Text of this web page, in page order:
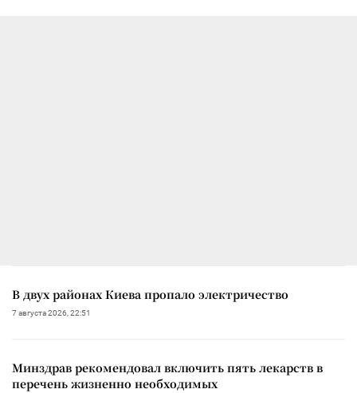
В двух районах Киева пропало электричество
7 августа 2026, 22:51
Минздрав рекомендовал включить пять лекарств в
перечень жизненно необходимых